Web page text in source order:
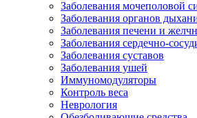
Заболевания мочеполовой
Заболевания органов
Заболевания печени и
Заболевания сердечно-
Заболевания суставов
Заболевания ушей
Иммуномодуляторы
Контроль веса
Неврология